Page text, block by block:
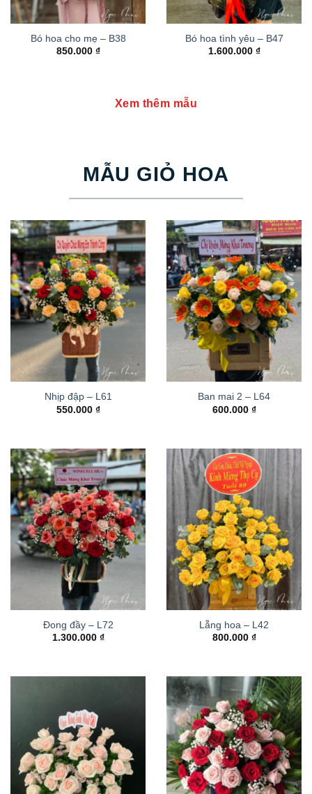
Bó hoa cho mẹ – B38
850.000 ₫
Bó hoa tình yêu – B47
1.600.000 ₫
Xem thêm mẫu
MẪU GIỎ HOA
Nhịp đập – L61
550.000 ₫
Ban mai 2 – L64
600.000 ₫
Đong đầy – L72
1.300.000 ₫
Lẵng hoa – L42
800.000 ₫